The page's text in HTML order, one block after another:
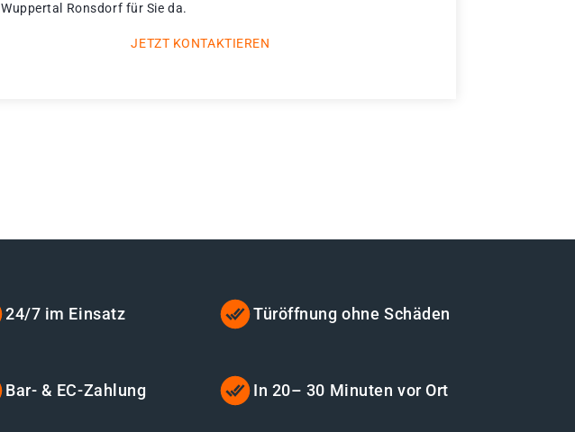
Wuppertal Ronsdorf für Sie da.
JETZT KONTAKTIEREN
24/7 im Einsatz Türöffnung ohne Schäden
Bar- & EC-Zahlung In 20– 30 Minuten vor Ort